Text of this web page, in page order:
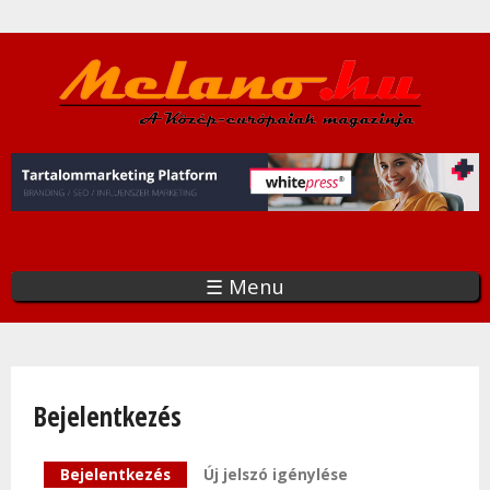
a
tartalomra
☰ Menu
Bejelentkezés
Elsődleges fülek
Bejelentkezés (aktív fül)
Új jelszó igénylése